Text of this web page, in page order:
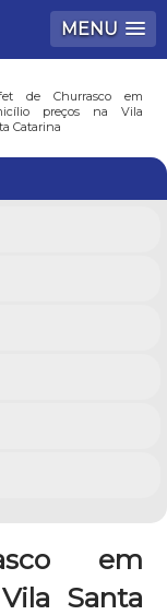
MENU
de Churrasco em
preços na Vila
Catarina
em
Santa